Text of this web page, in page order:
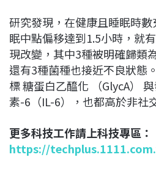
研究發現，在健康且睡眠時
眠中點偏移達到1.5小時，就
現改變，其中3種被明確歸類
還有3種菌種也接近不良狀態
標 糖蛋白乙醯化 （GlycA）
素-6（IL-6），也都高於非社
更多科技工作請上科技專區：
https://